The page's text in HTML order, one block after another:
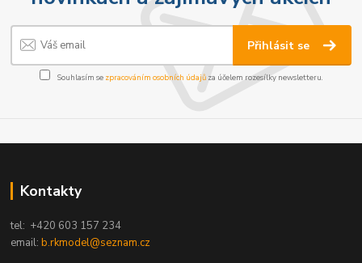
Přihlásit se
Souhlasím se zpracováním osobních údajůza účelem rozesílky newsletteru.
Kontakty
tel: +420 603 157 234
email:b.rkmodel@seznam.cz